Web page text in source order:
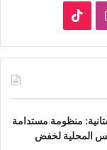
انستقرام
منظومة مستدامة
المحلية لخفض